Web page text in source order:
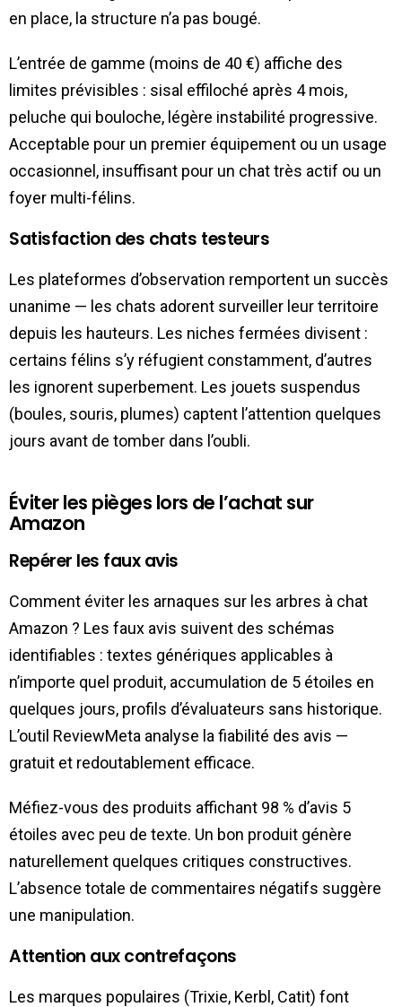
en place, la structure n’a pas bougé.
L’entrée de gamme (moins de 40 €) affiche des
limites prévisibles : sisal effiloché après 4 mois,
peluche qui bouloche, légère instabilité progressive.
Acceptable pour un premier équipement ou un usage
occasionnel, insuffisant pour un chat très actif ou un
foyer multi-félins.
Satisfaction des chats testeurs
Les plateformes d’observation remportent un succès
unanime — les chats adorent surveiller leur territoire
depuis les hauteurs. Les niches fermées divisent :
certains félins s’y réfugient constamment, d’autres
les ignorent superbement. Les jouets suspendus
(boules, souris, plumes) captent l’attention quelques
jours avant de tomber dans l’oubli.
Éviter les pièges lors de l’achat sur
Amazon
Repérer les faux avis
Comment éviter les arnaques sur les arbres à chat
Amazon ? Les faux avis suivent des schémas
identifiables : textes génériques applicables à
n’importe quel produit, accumulation de 5 étoiles en
quelques jours, profils d’évaluateurs sans historique.
L’outil ReviewMeta analyse la fiabilité des avis —
gratuit et redoutablement efficace.
Méfiez-vous des produits affichant 98 % d’avis 5
étoiles avec peu de texte. Un bon produit génère
naturellement quelques critiques constructives.
L’absence totale de commentaires négatifs suggère
une manipulation.
Attention aux contrefaçons
Les marques populaires (Trixie, Kerbl, Catit) font